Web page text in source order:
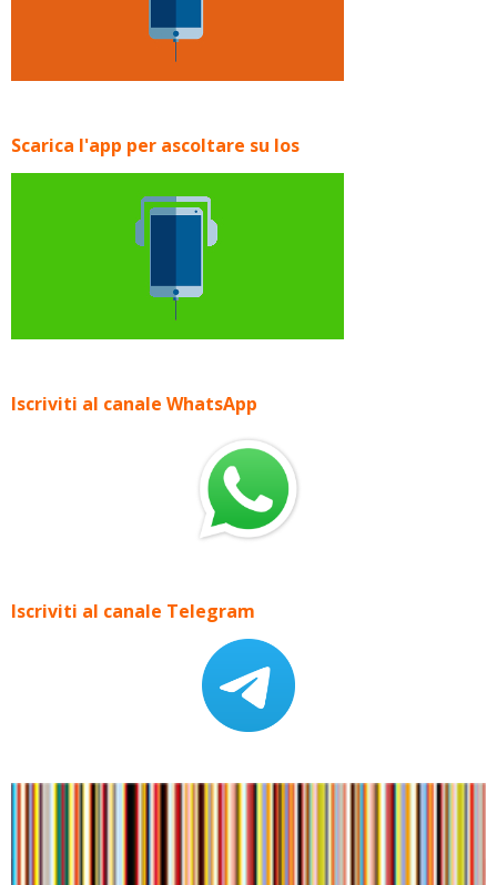
Scarica l'app per ascoltare su Ios
Iscriviti al canale WhatsApp
Iscriviti al canale Telegram